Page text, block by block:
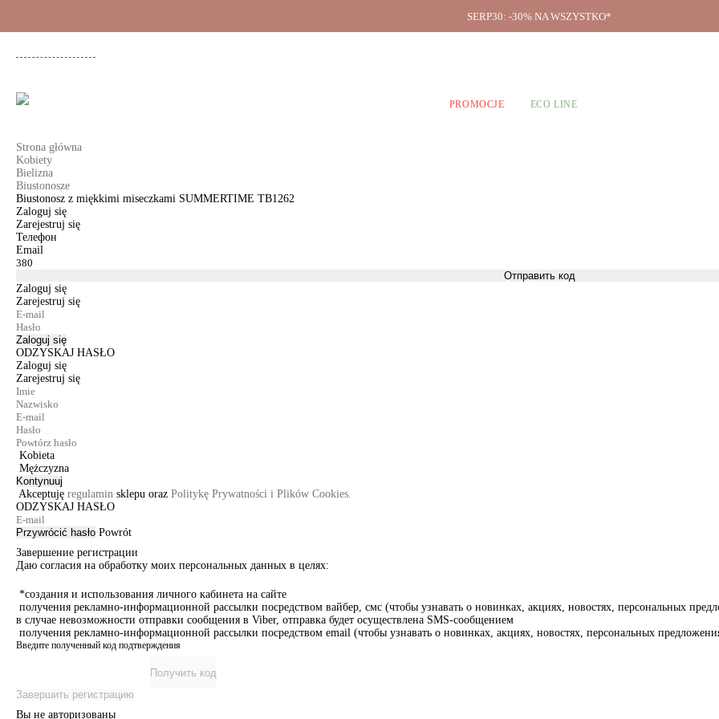
SERP30: -30% NA WSZYSTKO*
PROMOCJE ECO LINE
Strona główna
Kobiety
Bielizna
Biustonosze
Biustonosz z miękkimi miseczkami SUMMERTIME TB1262
Zaloguj się
Zarejestruj się
Телефон
Email
Отправить код
Zaloguj się
Zarejestruj się
Zaloguj się
ODZYSKAJ HASŁO
Zaloguj się
Zarejestruj się
Kobieta
Mężczyzna
Kontynuuj
Akceptuję regulamin sklepu oraz Politykę Prywatności i Plików Cookies.
ODZYSKAJ HASŁO
Przywrócić hasło Powrót
Завершение регистрации
Даю согласия на обработку моих персональных данных в целях:
*создания и использования личного кабинета на сайте
получения рекламно-информационной рассылки посредством вайбер, смс (чтобы узнавать о новинках, акциях, новостях, персональных
в случае невозможности отправки сообщения в Viber, отправка будет осуществлена SMS-сообщением
получения рекламно-информационной рассылки посредством email (чтобы узнавать о новинках, акциях, новостях, персональных
Введите полученный код подтверждения
Получить код
Завершить регистрацию
Вы не авторизованы